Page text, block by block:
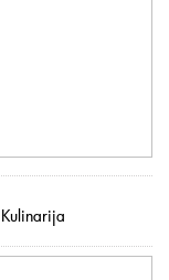
Kulinarija